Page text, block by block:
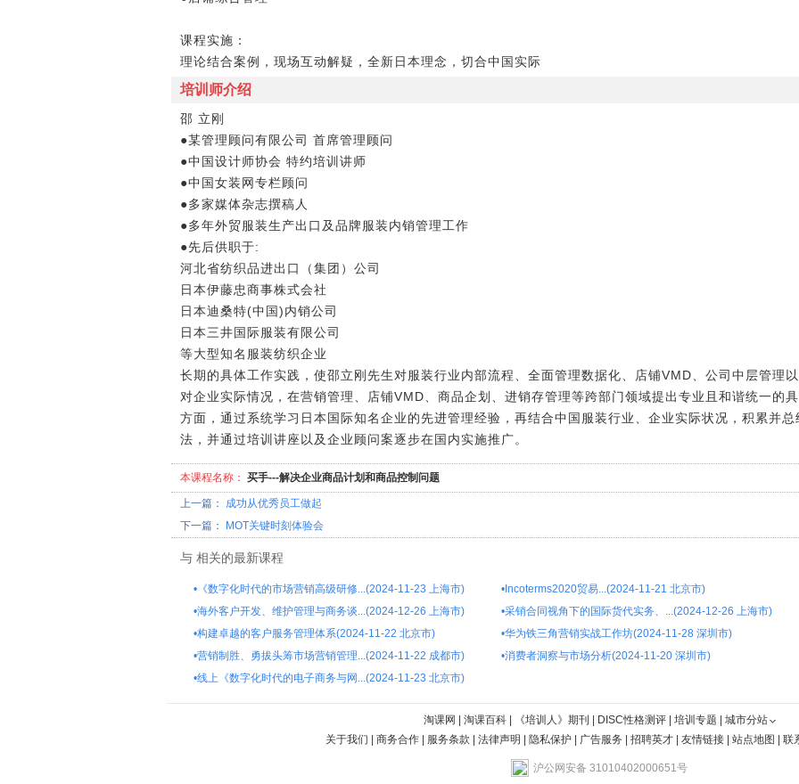
课程实施：
理论结合案例，现场互动解疑，全新日本理念，切合中国实际
培训师介绍
邵 立刚
●某管理顾问有限公司 首席管理顾问
●中国设计师协会 特约培训讲师
●中国女装网专栏顾问
●多家媒体杂志撰稿人
●多年外贸服装生产出口及品牌服装内销管理工作
●先后供职于:
河北省纺织品进出口（集团）公司
日本伊藤忠商事株式会社
日本迪桑特(中国)内销公司
日本三井国际服装有限公司
等大型知名服装纺织企业
长期的具体工作实践，使邵立刚先生对服装行业内部流程、全面管理数据化、店铺VMD、公司中层管理
对企业实际情况，在营销管理、店铺VMD、商品企划、进销存管理等跨部门领域提出专业且和谐统一的
方面，通过系统学习日本国际知名企业的先进管理经验，再结合中国服装行业、企业实际状况，积累并
法，并通过培训讲座以及企业顾问案逐步在国内实施推广。
本课程名称： 买手---解决企业商品计划和商品控制问题
上一篇： 成功从优秀员工做起
下一篇：
MOT关键时刻体验会
与 相关的最新课程
• 《数字化时代的市场营销高级研修...(2024-11-23 上海市) • Incoterms2020贸易...(2024-11-21 北京市)
•海外客户开发、维护管理与商务谈...(2024-12-26 上海市) •采销合同视角下的国际货代实务、...(2024-12-26 上海市)
•构建卓越的客户服务管理体系(2024-11-22 北京市) •华为铁三角营销实战工作坊(2024-11-28 深圳市)
•营销制胜、勇拔头筹市场营销管理...(2024-11-22 成都市) •消费者洞察与市场分析(2024-11-20 深圳市)
•线上《数字化时代的电子商务与网...(2024-11-23 北京市)
淘课网 淘课百科| 《培训人》期刊 DISC性格测评| 培训专题
城市分站
关于我们
商务合作| 服务条款 法律声明 隐私保护 广告服务 招聘英才| 友情链接| 站点地图 联
沪公网安备 31010402000651号